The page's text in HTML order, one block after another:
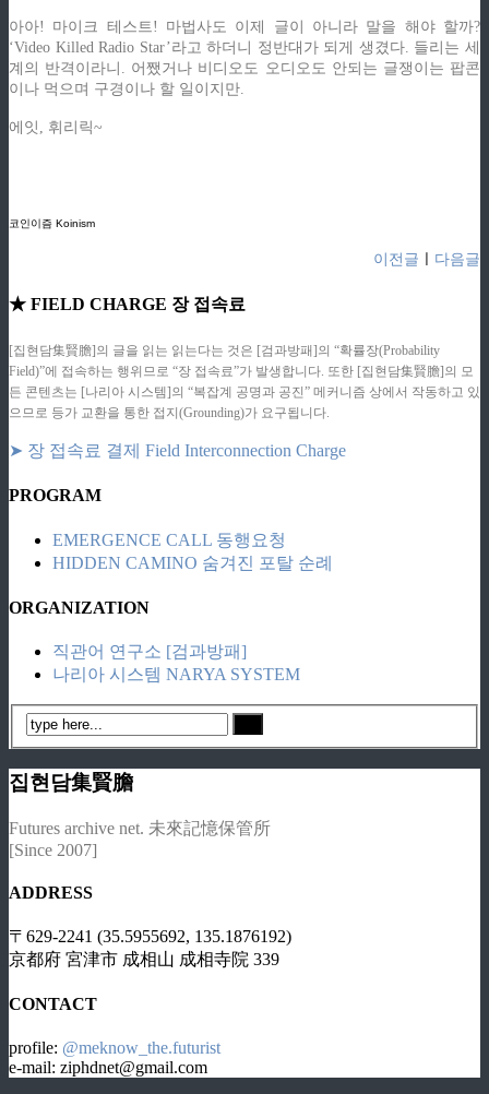
아아! 마이크 테스트! 마법사도 이제 글이 아니라 말을 해야 할까?
‘Video Killed Radio Star’라고 하더니 정반대가 되게 생겼다. 들리는 세
계의 반격이라니. 어쨌거나 비디오도 오디오도 안되는 글쟁이는 팝콘
이나 먹으며 구경이나 할 일이지만.
에잇, 휘리릭~
코인이즘 Koinism
이전글 다음글
★ FIELD CHARGE 장 접속료
[집현담集賢膽]의 글을 읽는 읽는다는 것은 [검과방패]의 “확률장(Probability
Field)”에 접속하는 행위므로 “장 접속료”가 발생합니다. 또한 [집현담集賢膽]의 모
든 콘텐츠는 [나리아 시스템]의 “복잡계 공명과 공진” 메커니즘 상에서 작동하고 있
으므로 등가 교환을 통한 접지(Grounding)가 요구됩니다.
➤ 장 접속료 결제 Field Interconnection Charge
PROGRAM
EMERGENCE CALL 동행요청
HIDDEN CAMINO 숨겨진 포탈 순례
ORGANIZATION
직관어 연구소 [검과방패]
나리아 시스템 NARYA SYSTEM
집현담集賢膽
Futures archive net. 未來記憶保管所
[Since 2007]
ADDRESS
〒629-2241 (35.5955692, 135.1876192)
京都府 宮津市 成相山 成相寺院 339
CONTACT
profile: @meknow_the.futurist
e-mail: ziphdnet@gmail.com